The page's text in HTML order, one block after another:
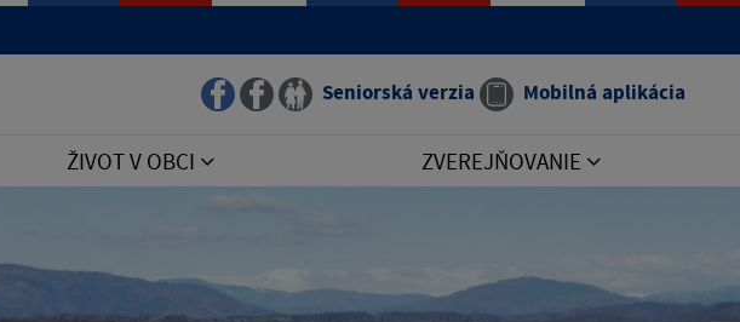
Seniorská verzia Mobilná aplikácia
ŽIVOT V OBCI ZVEREJŇOVANIE